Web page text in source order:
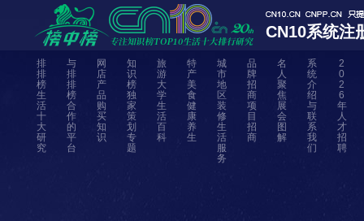
CN10系统注
排
排
榜
生
活
十
大
研
究
与
排
排
榜
合
作
的
平
台
网
店
产
品
购
买
知
识
知
识
榜
独
家
策
划
专
题
旅
游
大
学
生
活
百
科
特
产
美
食
健
康
养
生
城
市
地
区
装
修
生
活
服
务
品
牌
招
商
项
目
招
商
名
人
聚
焦
展
会
图
解
系
统
介
绍
与
联
系
我
们
2
0
2
6
年
人
才
招
聘